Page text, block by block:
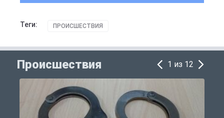
Теги: ПРОИСШЕСТВИЯ
Происшествия 1 из 12